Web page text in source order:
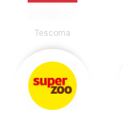
Tescoma